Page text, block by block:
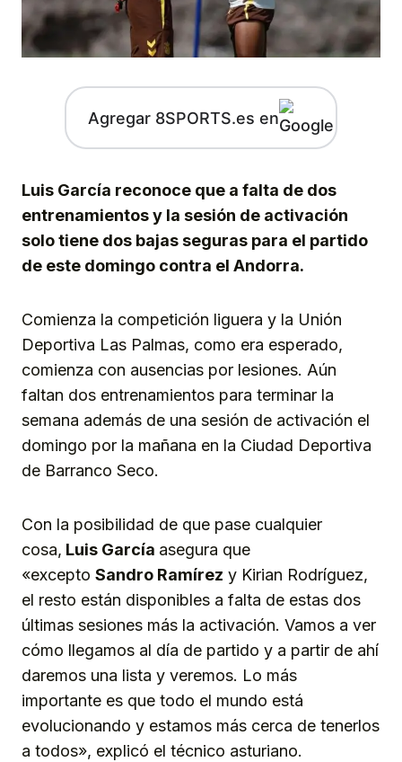
Agregar 8SPORTS.es en
Luis García reconoce que a falta de dos
entrenamientos y la sesión de activación
solo tiene dos bajas seguras para el partido
de este domingo contra el Andorra.
Comienza la competición liguera y la Unión
Deportiva Las Palmas, como era esperado,
comienza con ausencias por lesiones. Aún
faltan dos entrenamientos para terminar la
semana además de una sesión de activación el
domingo por la mañana en la Ciudad Deportiva
de Barranco Seco.
Con la posibilidad de que pase cualquier
cosa, Luis García asegura que
«excepto Sandro Ramírez y Kirian Rodríguez,
el resto están disponibles a falta de estas dos
últimas sesiones más la activación. Vamos a ver
cómo llegamos al día de partido y a partir de ahí
daremos una lista y veremos. Lo más
importante es que todo el mundo está
evolucionando y estamos más cerca de tenerlos
a todos», explicó el técnico asturiano.